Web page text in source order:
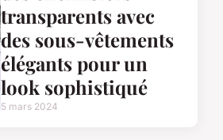
transparents avec
des sous-vêtements
élégants pour un
look sophistiqué
5 mars 2024